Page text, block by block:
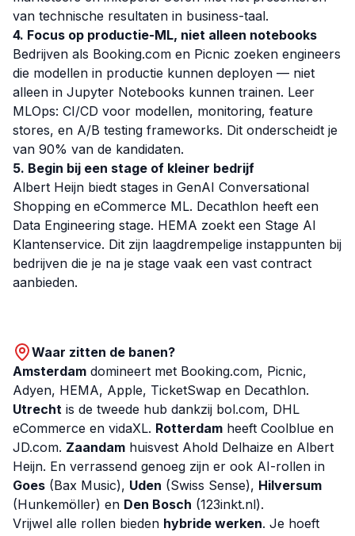
van technische resultaten in business-taal.
4. Focus op productie-ML, niet alleen notebooks
Bedrijven als Booking.com en Picnic zoeken engineers
die modellen in productie kunnen deployen — niet
alleen in Jupyter Notebooks kunnen trainen. Leer
MLOps: CI/CD voor modellen, monitoring, feature
stores, en A/B testing frameworks. Dit onderscheidt je
van 90% van de kandidaten.
5. Begin bij een stage of kleiner bedrijf
Albert Heijn biedt stages in GenAI Conversational
Shopping en eCommerce ML. Decathlon heeft een
Data Engineering stage. HEMA zoekt een Stage AI
Klantenservice. Dit zijn laagdrempelige instappunten bij
bedrijven die je na je stage vaak een vast contract
aanbieden.
Waar zitten de banen?
Amsterdam domineert met Booking.com, Picnic,
Adyen, HEMA, Apple, TicketSwap en Decathlon.
Utrecht is de tweede hub dankzij bol.com, DHL
eCommerce en vidaXL. Rotterdam heeft Coolblue en
JD.com. Zaandam huisvest Ahold Delhaize en Albert
Heijn. En verrassend genoeg zijn er ook AI-rollen in
Goes (Bax Music), Uden (Swiss Sense), Hilversum
(Hunkemöller) en Den Bosch (123inkt.nl).
Vrijwel alle rollen bieden hybride werken. Je hoeft